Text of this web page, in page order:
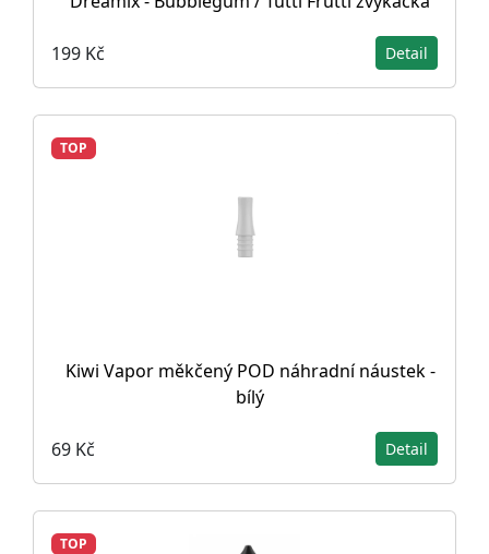
199 Kč Detail
TOP
Kiwi Vapor měkčený POD náhradní náustek -
bílý
69 Kč Detail
TOP